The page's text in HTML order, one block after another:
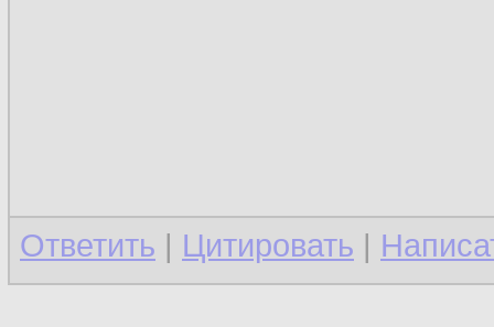
Ответить | Цитировать |